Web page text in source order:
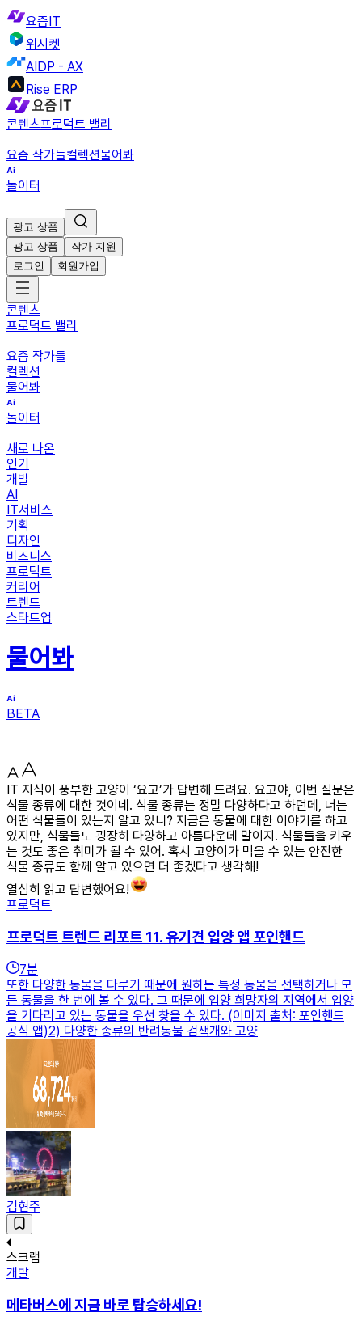
요즘IT
위시켓
AIDP - AX
Rise ERP
콘텐츠프로덕트 밸리
요즘 작가들컬렉션물어봐
놀이터
광고 상품
광고 상품
작가 지원
로그인
회원가입
콘텐츠
프로덕트 밸리
요즘 작가들
컬렉션
물어봐
놀이터
새로 나온
인기
개발
AI
IT서비스
기획
디자인
비즈니스
프로덕트
커리어
트렌드
스타트업
물어봐
BETA
IT 지식이 풍부한 고양이 ‘요고’가 답변해 드려요. 요고야, 이번 질문은
식물 종류에 대한 것이네. 식물 종류는 정말 다양하다고 하던데, 너는
어떤 식물들이 있는지 알고 있니? 지금은 동물에 대한 이야기를 하고
있지만, 식물들도 굉장히 다양하고 아름다운데 말이지. 식물들을 키우
는 것도 좋은 취미가 될 수 있어. 혹시 고양이가 먹을 수 있는 안전한
식물 종류도 함께 알고 있으면 더 좋겠다고 생각해!
열심히 읽고 답변했어요!
프로덕트
프로덕트 트렌드 리포트 11. 유기견 입양 앱 포인핸드
7분
또한 다양한 동물을 다루기 때문에 원하는 특정 동물을 선택하거나 모
든 동물을 한 번에 볼 수 있다. 그 때문에 입양 희망자의 지역에서 입양
을 기다리고 있는 동물을 우선 찾을 수 있다. (이미지 출처: 포인핸드
공식 앱)2) 다양한 종류의 반려동물 검색개와 고양
김현주
스크랩
개발
메타버스에 지금 바로 탑승하세요!